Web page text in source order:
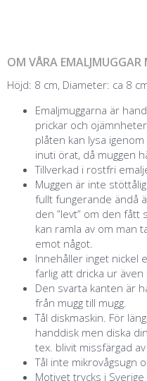
OM VÅRA EMALJMUGGAR
Höjd: 8 cm, Diameter: ca 8
Emaljmuggarna är
prickar och
plåten kan lysa
inuti örat, då muggen
Tillverkad i rostfri
Muggen är inte
fullt fungerande ändå
den ”levt” om den fått
kan ramla av om man
emot något.
Innehåller inget nickel
farlig att dricka ur även
Den svarta kanten är
från mugg till mugg.
Tål diskmaskin. För
handdisk men diska
tex. blivit missfärgad
Tål inte mikrovågsugn
Motivet trycks i